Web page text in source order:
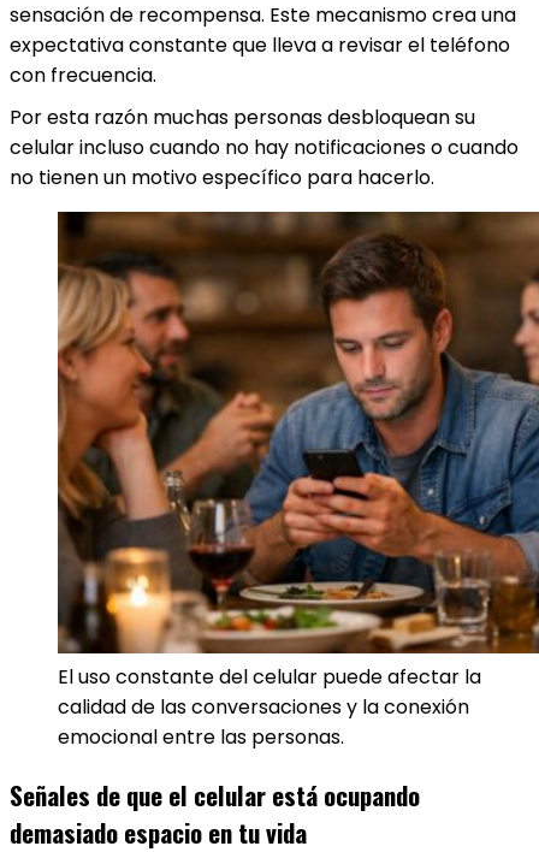
sensación de recompensa. Este mecanismo crea una
expectativa constante que lleva a revisar el teléfono
con frecuencia.
Por esta razón muchas personas desbloquean su
celular incluso cuando no hay notificaciones o cuando
no tienen un motivo específico para hacerlo.
El uso constante del celular puede afectar la
calidad de las conversaciones y la conexión
emocional entre las personas.
Señales de que el celular está ocupando
demasiado espacio en tu vida